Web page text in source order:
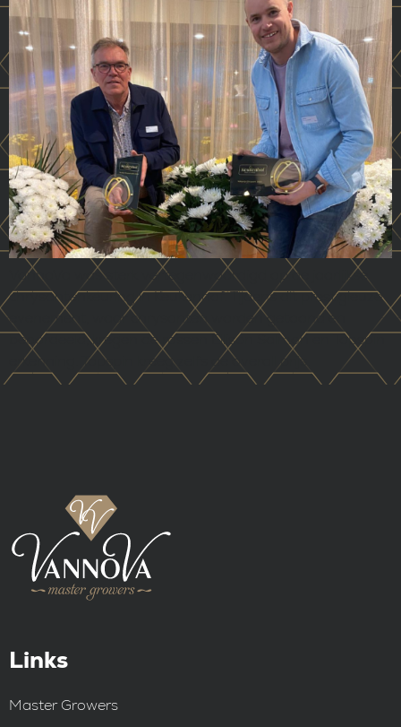
VannoVa was sterk vertegenwoordigd op de jaarlijkse
chrysantenkeuring in Keukenhof. Tijdens dit prestigieuze
evenement, waar chrysanten worden getoond en
beoordeeld, kregen de rassen Ellison Salmon en Topspin
erkenning. Topspin kreeg zelfs de overall prijs.
Links
Master Growers